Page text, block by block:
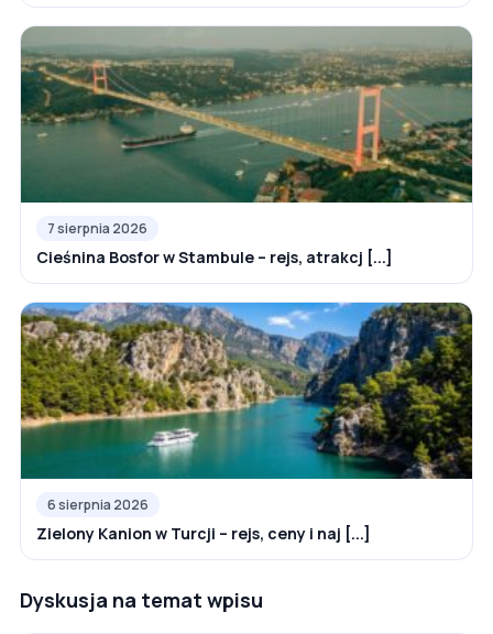
7 sierpnia 2026
Cieśnina Bosfor w Stambule – rejs, atrakcj [...]
6 sierpnia 2026
Zielony Kanion w Turcji – rejs, ceny i naj [...]
Dyskusja na temat wpisu